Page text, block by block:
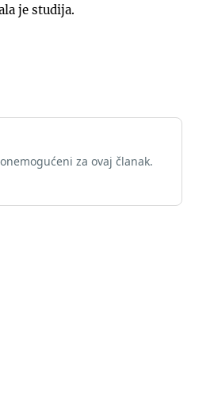
je studija.
za ovaj članak.